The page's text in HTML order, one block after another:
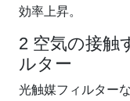
効率上昇。
2 空気の接触
ルター
光触媒フィルター